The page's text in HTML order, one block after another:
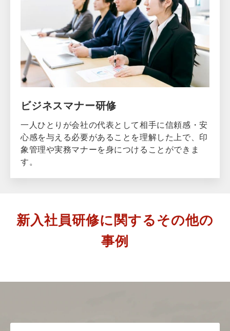
ビジネスマナー研修
一人ひとりが会社の代表として相手に信頼感・安
心感を与える必要があることを理解した上で、印
象管理や実務マナーを身につけることができま
す。
新入社員研修に関するその他の
事例